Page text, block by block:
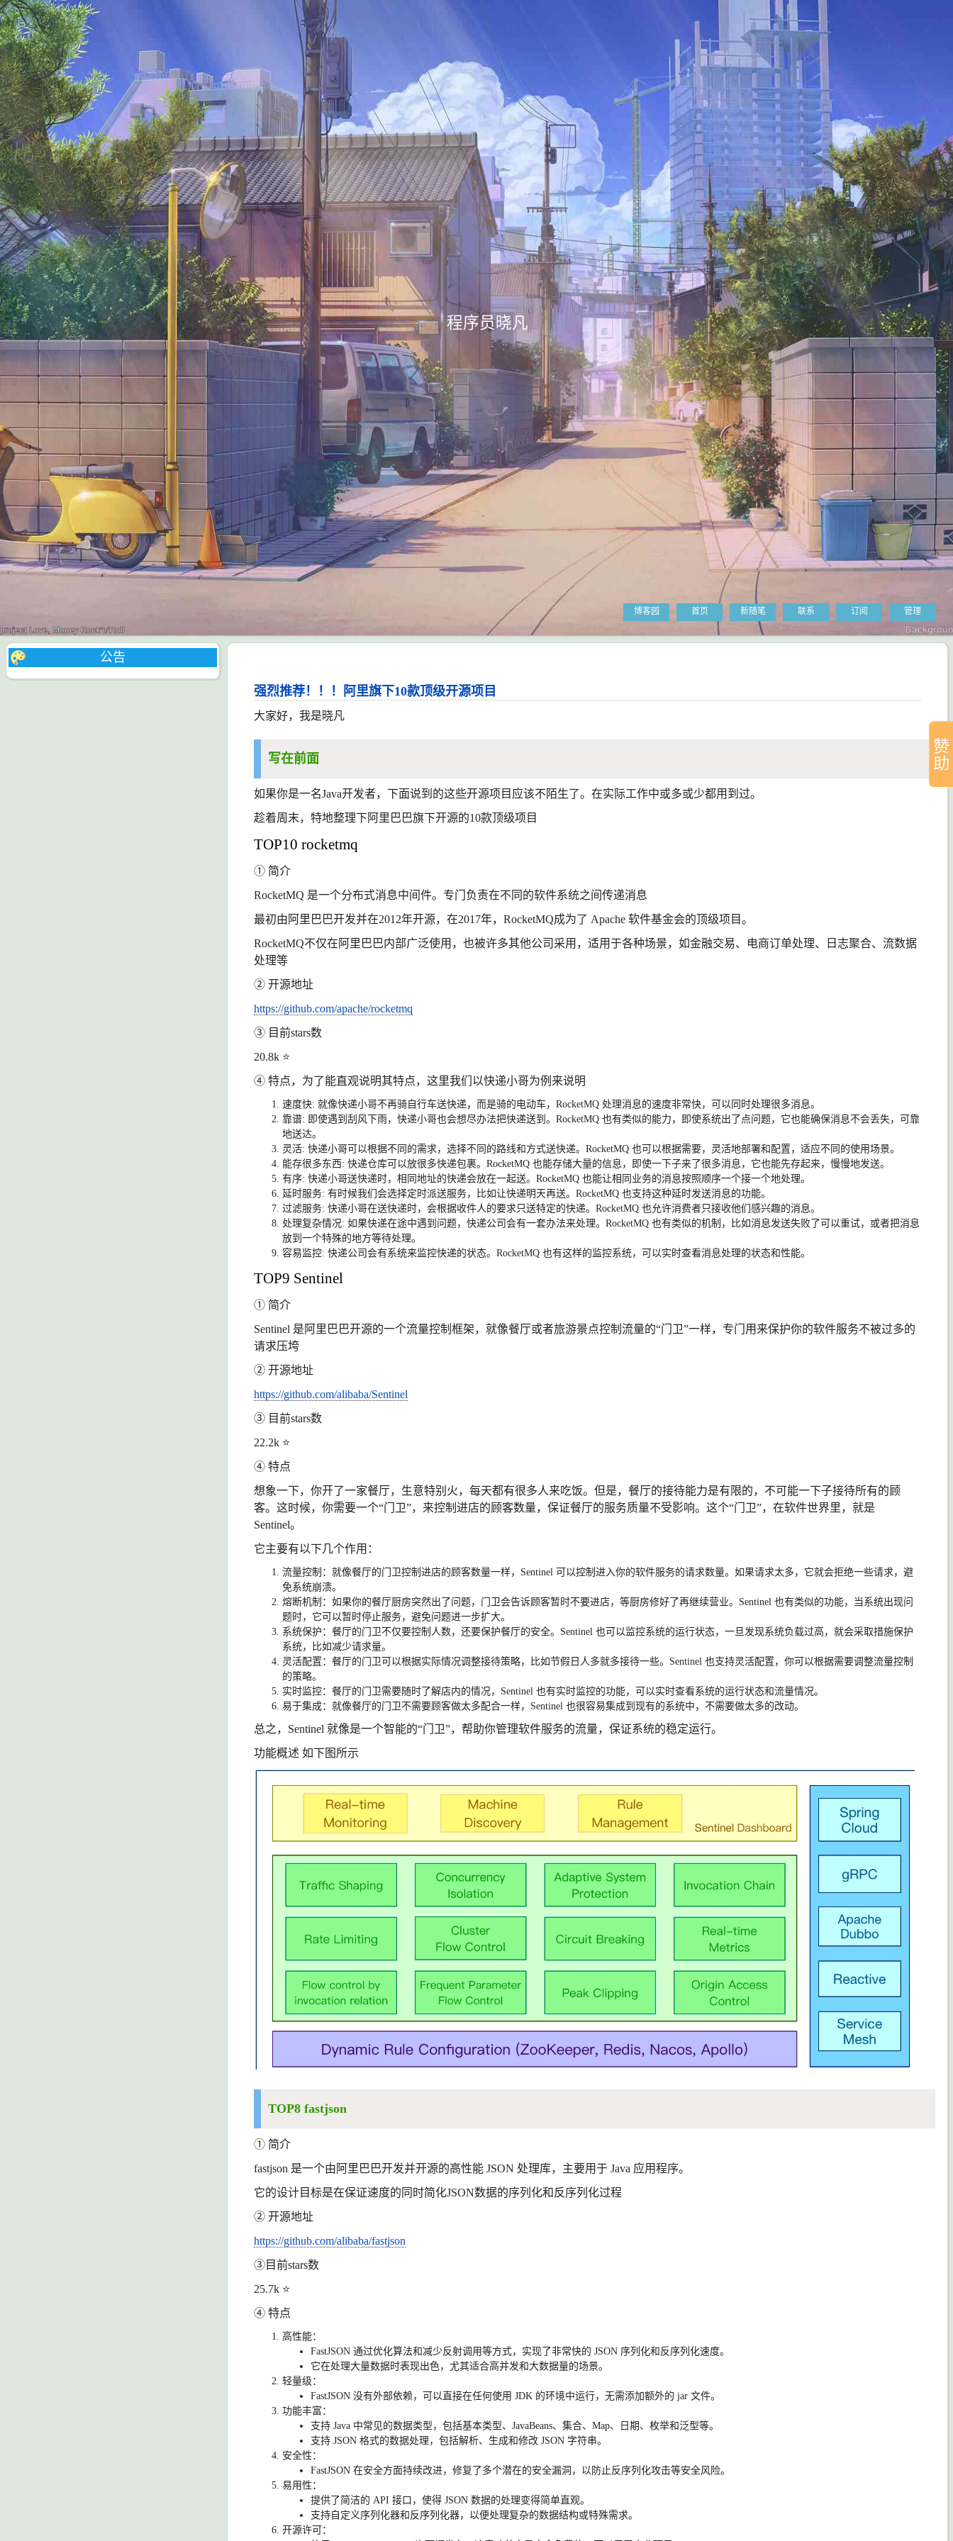
程序员晓凡
博客园 首页 新随笔 联系 订阅 管理
强烈推荐！！！阿里旗下10款顶级开源项目
大家好，我是晓凡
写在前面
如果你是一名Java开发者，下面说到的这些开源项目应该不陌生了。在实际工作中或多或少都用到过。
趁着周末，特地整理下阿里巴巴旗下开源的10款顶级项目
TOP10 rocketmq
① 简介
RocketMQ 是一个分布式消息中间件。专门负责在不同的软件系统之间传递消息
最初由阿里巴巴开发并在2012年开源，在2017年， RocketMQ成为了 Apache 软件基金会的顶级项目。
RocketMQ不仅在阿里巴巴内部广泛使用，也被许多其他公司采用，适用于各种场景，如金融交易、电商订单处理、日志聚合、流数据
处理等
② 开源地址
https://github.com/apache/rocketmq
③ 目前stars数
20.8k ⭐
④ 特点，为了能直观说明其特点，这里我们以快递小哥为例来说明
速度快: 就像快递小哥不再骑自行车送快递，而是骑的电动车， RocketMQ 处理消息的速度非常快，可以同时处理很多消息。
靠谱: 即使遇到刮风下雨，快递小哥也会想尽办法把快递送到。 RocketMQ 也有类似的能力，即使系统出了点问题，它也能确保消息不会丢失，可靠
地送达。
灵活: 快递小哥可以根据不同的需求，选择不同的路线和方式送快递。 RocketMQ 也可以根据需要，灵活地部署和配置，适应不同的使用场景。
能存很多东西: 快递仓库可以放很多快递包裹。 RocketMQ 也能存储大量的信息，即使一下子来了很多消息，它也能先存起来，慢慢地发送。
有序: 快递小哥送快递时，相同地址的快递会放在一起送。 RocketMQ 也能让相同业务的消息按照顺序一个接一个地处理。
延时服务: 有时候我们会选择定时派送服务，比如让快递明天再送。 RocketMQ 也支持这种延时发送消息的功能。
过滤服务: 快递小哥在送快递时，会根据收件人的要求只送特定的快递。 RocketMQ 也允许消费者只接收他们感兴趣的消息。
处理复杂情况: 如果快递在途中遇到问题，快递公司会有一套办法来处理。 RocketMQ 也有类似的机制，比如消息发送失败了可以重试，或者把消息
放到一个特殊的地方等待处理。
容易监控: 快递公司会有系统来监控快递的状态。 RocketMQ 也有这样的监控系统，可以实时查看消息处理的状态和性能。
TOP9 Sentinel
① 简介
Sentinel 是阿里巴巴开源的一个流量控制框架，就像餐厅或者旅游景点控制流量的“门卫”一样，专门用来保护你的软件服务不被过多的
请求压垮
② 开源地址
https://github.com/alibaba/Sentinel
③ 目前stars数
22.2k ⭐
④ 特点
想象一下，你开了一家餐厅，生意特别火，每天都有很多人来吃饭。但是，餐厅的接待能力是有限的，不可能一下子接待所有的顾
客。这时候，你需要一个“门卫”，来控制进店的顾客数量，保证餐厅的服务质量不受影响。这个“门卫”，在软件世界里，就是
Sentinel。
它主要有以下几个作用：
流量控制 ：就像餐厅的门卫控制进店的顾客数量一样， Sentinel 可以控制进入你的软件服务的请求数量。如果请求太多，它就会拒绝一些请求，避
免系统崩溃。
熔断机制 ：如果你的餐厅厨房突然出了问题，门卫会告诉顾客暂时不要进店，等厨房修好了再继续营业。 Sentinel 也有类似的功能，当系统出现问
题时，它可以暂时停止服务，避免问题进一步扩大。
系统保护 ：餐厅的门卫不仅要控制人数，还要保护餐厅的安全。 Sentinel 也可以监控系统的运行状态，一旦发现系统负载过高，就会采取措施保护
系统，比如减少请求量。
灵活配置 ：餐厅的门卫可以根据实际情况调整接待策略，比如节假日人多就多接待一些。 Sentinel 也支持灵活配置，你可以根据需要调整流量控制
的策略。
实时监控：餐厅的门卫需要随时了解店内的情况， Sentinel 也有实时监控的功能，可以实时查看系统的运行状态和流量情况。
易于集成：就像餐厅的门卫不需要顾客做太多配合一样， Sentinel 也很容易集成到现有的系统中，不需要做太多的改动。
总之， Sentinel 就像是一个智能的“门卫”，帮助你管理软件服务的流量，保证系统的稳定运行。
功能概述 如下图所示
TOP8 fastjson
① 简介
fastjson 是一个由阿里巴巴开发并开源的高性能 JSON 处理库，主要用于 Java 应用程序。
它的设计目标是在保证速度的同时简化JSON数据的序列化和反序列化过程
② 开源地址
https://github.com/alibaba/fastjson
③目前stars数
25.7k ⭐
④ 特点
高性能：
FastJSON 通过优化算法和减少反射调用等方式，实现了非常快的 JSON 序列化和反序列化速度。
它在处理大量数据时表现出色，尤其适合高并发和大数据量的场景。
轻量级 ：
FastJSON 没有外部依赖，可以直接在任何使用 JDK 的环境中运行，无需添加额外的 jar 文件。
功能丰富 ：
支持 Java 中常见的数据类型，包括基本类型、 JavaBeans、集合、 Map、日期、枚举和泛型等。
支持 JSON 格式的数据处理，包括解析、生成和修改 JSON 字符串。
安全性 ：
FastJSON 在安全方面持续改进，修复了多个潜在的安全漏洞，以防止反序列化攻击等安全风险。
易用性 ：
提供了简洁的 API 接口，使得 JSON 数据的处理变得简单直观。
支持自定义序列化器和反序列化器，以便处理复杂的数据结构或特殊需求。
开源许可 ：
公告